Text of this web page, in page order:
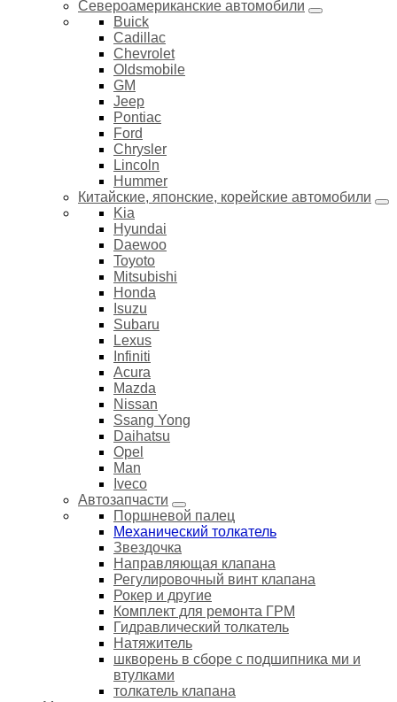
Североамериканские автомобили
Buick
Cadillac
Chevrolet
Oldsmobile
GM
Jeep
Pontiac
Ford
Chrysler
Lincoln
Hummer
Китайские, японские, корейские автомобили
Kia
Hyundai
Daewoo
Toyoto
Mitsubishi
Honda
Isuzu
Subaru
Lexus
Infiniti
Acura
Mazda
Nissan
Ssang Yong
Daihatsu
Opel
Man
Iveco
Автозапчасти
Поршневой палец
Механический толкатель
Звездочка
Направляющая клапана
Регулировочный винт клапана
Рокер и другие
Комплект для ремонта ГРМ
Гидравлический толкатель
Натяжитель
шкворень в сборе с подшипника ми и
втулками
толкатель клапана